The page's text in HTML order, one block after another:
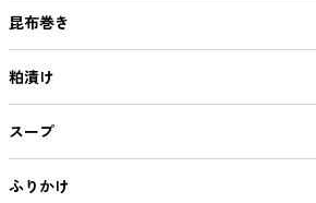
昆布巻き
粕漬け
スープ
ふりかけ